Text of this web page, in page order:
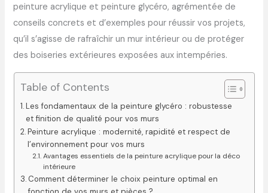
peinture acrylique et peinture glycéro, agrémentée de
conseils concrets et d’exemples pour réussir vos projets,
qu’il s’agisse de rafraîchir un mur intérieur ou de protéger
des boiseries extérieures exposées aux intempéries.
Table of Contents
Les fondamentaux de la peinture glycéro : robustesse
et finition de qualité pour vos murs
Peinture acrylique : modernité, rapidité et respect de
l’environnement pour vos murs
Avantages essentiels de la peinture acrylique pour la déco
intérieure
Comment déterminer le choix peinture optimal en